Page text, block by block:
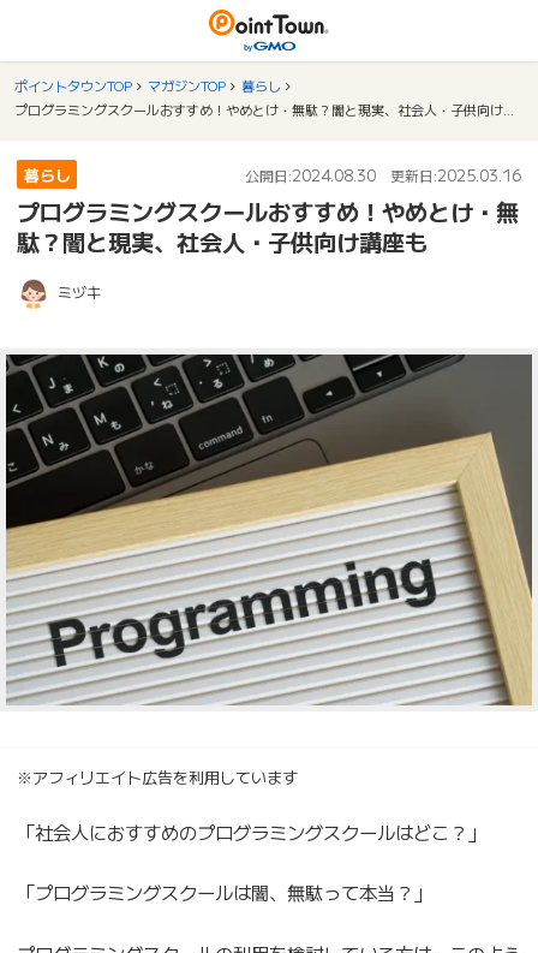
ポイントタウンTOP マガジンTOP
暮らし
暮らし 公開日:2024.08.30 更新日:2025.03.16
プログラミングスクールおすすめ！やめとけ・無
駄？闇と現実、社会人・子供向け講座も
ミヅキ
※アフィリエイト広告を利用しています
「社会人におすすめのプログラミングスクールはどこ？」
「プログラミングスクールは闇、無駄って本当？」